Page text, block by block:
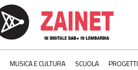
MUSICA E CULTURA SCUOLA PROGETTI